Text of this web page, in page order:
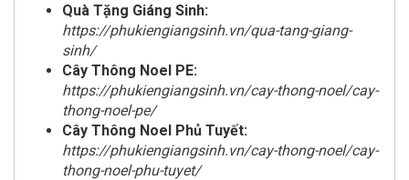
Quà Tặng Giáng Sinh:
https://phukiengiangsinh.vn/qua-tang-giang-
sinh/
Cây Thông Noel PE:
https://phukiengiangsinh.vn/cay-thong-noel/cay-
thong-noel-pe/
Cây Thông Noel Phủ Tuyết:
https://phukiengiangsinh.vn/cay-thong-noel/cay-
thong-noel-phu-tuyet/